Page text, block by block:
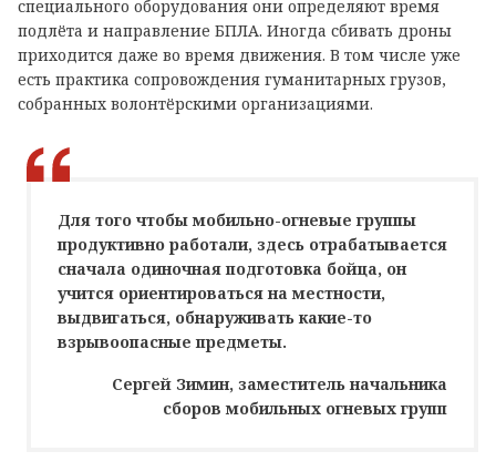
специального оборудования они определяют время
подлёта и направление БПЛА. Иногда сбивать дроны
приходится даже во время движения. В том числе уже
есть практика сопровождения гуманитарных грузов,
собранных волонтёрскими организациями.
Для того чтобы мобильно-огневые группы
продуктивно работали, здесь отрабатывается
сначала одиночная подготовка бойца, он
учится ориентироваться на местности,
выдвигаться, обнаруживать какие-то
взрывоопасные предметы.
Сергей Зимин, заместитель начальника
сборов мобильных огневых групп